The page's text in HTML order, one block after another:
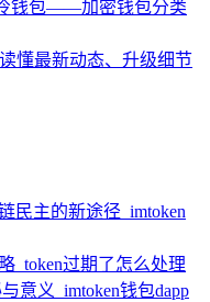
钱包——加密钱包分类
懂最新动态、升级细节
民主的新途径_imtoken
_token过期了怎么处理
意义_imtoken钱包dapp